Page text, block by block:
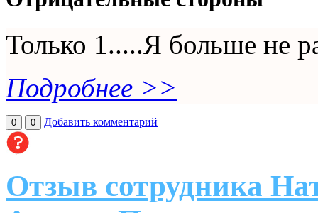
Только 1.....Я больше не
Подробнее >>
0 0 Добавить комментарий
Отзыв сотрудника